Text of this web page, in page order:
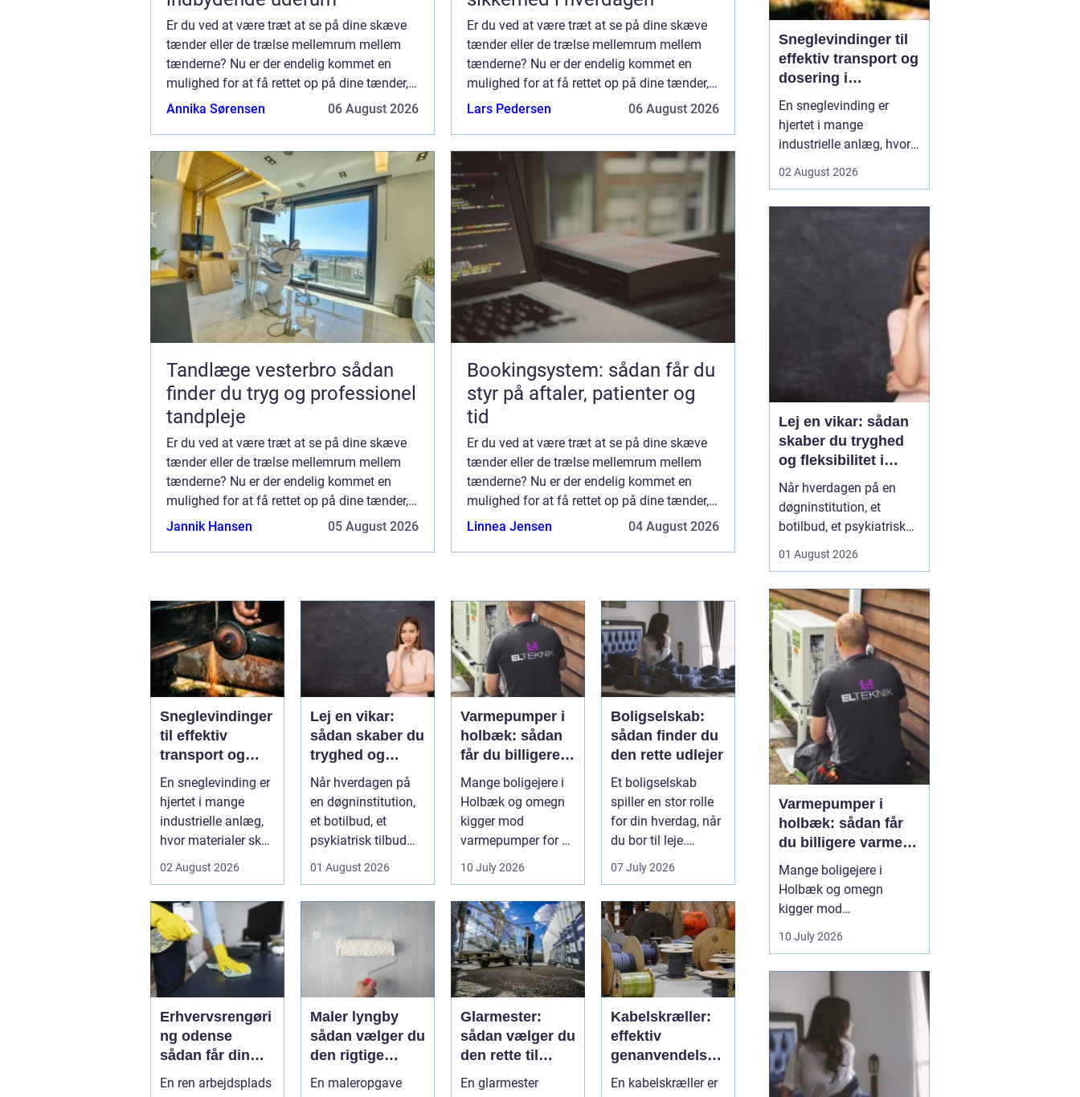
Er du ved at være træt at se på dine skæve
tænder eller de trælse mellemrum mellem
tænderne? Nu er der endelig kommet en
mulighed for at få rettet op på dine tænder,
så de bliver flotte og naturlige uden, at du
Annika Sørensen 06 August 2026
Er du ved at være træt at se på dine skæve
tænder eller de trælse mellemrum mellem
tænderne? Nu er der endelig kommet en
mulighed for at få rettet op på dine tænder,
så de bliver flotte og naturlige uden, at du
Lars Pedersen 06 August 2026
Tandlæge vesterbro sådan
finder du tryg og professionel
tandpleje
Er du ved at være træt at se på dine skæve
tænder eller de trælse mellemrum mellem
tænderne? Nu er der endelig kommet en
mulighed for at få rettet op på dine tænder,
så de bliver flotte og naturlige uden, at du
Jannik Hansen 05 August 2026
Bookingsystem: sådan får du
styr på aftaler, patienter og
tid
Er du ved at være træt at se på dine skæve
tænder eller de trælse mellemrum mellem
tænderne? Nu er der endelig kommet en
mulighed for at få rettet op på dine tænder,
så de bliver flotte og naturlige uden, at du
Linnea Jensen 04 August 2026
Sneglevindinger
til effektiv
transport og
dosering i
industrien
En sneglevinding er
hjertet i mange
industrielle anlæg,
hvor materialer skal
02 August 2026
Lej en vikar:
sådan skaber du
tryghed og
fleksibilitet i
hverdagen
Når hverdagen på
en døgninstitution,
et botilbud, et
psykiatrisk tilbud
pludselig ænd...
01 August 2026
Varmepumper i
holbæk: sådan
får du billigere
varme og bedre
indeklima
Mange boligejere i
Holbæk og omegn
kigger mod
varmepumper for at
sænke
varmeregningen og
få et sunde...
10 July 2026
Boligselskab:
sådan finder du
den rette udlejer
Et boligselskab
spiller en stor rolle
for din hverdag, når
du bor til leje.
Huslejen, vedligeh...
07 July 2026
Erhvervsrengøri
ng odense
sådan får din
virksomhed
mest værdi for
En ren arbejdsplads
Maler lyngby
sådan vælger du
den rigtige
fagmand
En maleropgave
Glarmester:
sådan vælger du
den rette til
opgaven
En glarmester
Kabelskræller:
effektiv
genanvendelse
og bedre
En kabelskræller er
Sneglevindinger til
effektiv transport og
dosering i
industrien
En sneglevinding er
hjertet i mange
industrielle anlæg, hvor
doseres eller presses
driftsikkerheden ofte af,
02 August 2026
Lej en vikar: sådan
skaber du tryghed
og fleksibilitet i
hverdagen
Når hverdagen på en
døgninstitution, et
botilbud, et psykiatrisk
pludselig ændrer sig, kan
hænder opstå fra den
ene dag til den anden.
Sygdom, ferie, akutte
indskrivninger eller
komplekse borgersager
presser d...
01 August 2026
Varmepumper i
holbæk: sådan får
du billigere varme
og bedre indeklima
Mange boligejere i
Holbæk og omegn
kigger mod
varmepumper for at
sænke varmeregningen
varmepumpe udnytter
energien i luften udenfor
og omdanner den til
varme inde i huset. Det
er en enkel løsning, som
10 July 2026